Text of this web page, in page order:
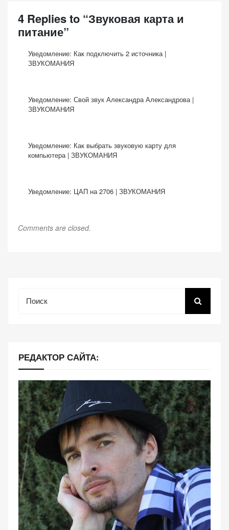
4 Replies to “Звуковая карта и
питание”
Уведомление: Как подключить 2 источника |
ЗВУКОМАНИЯ
Уведомление: Свой звук Александра Александрова |
ЗВУКОМАНИЯ
Уведомление: Как выбрать звуковую карту для
компьютера | ЗВУКОМАНИЯ
Уведомление: ЦАП на 2706 | ЗВУКОМАНИЯ
Comments are closed.
РЕДАКТОР САЙТА: